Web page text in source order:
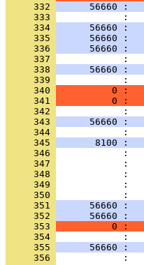
     332
56660 :
     333
     334
56660 :
     335
56660 :
     336
56660 :
     337
     338
56660 :
     339
     340
0 :
     341
0 :
     342
     343
56660 :
     344
     345
8100 :
     346
     347
     348
     349
     350
     351
56660 :
     352
56660 :
     353
0 :
     354
     355
56660 :
     356